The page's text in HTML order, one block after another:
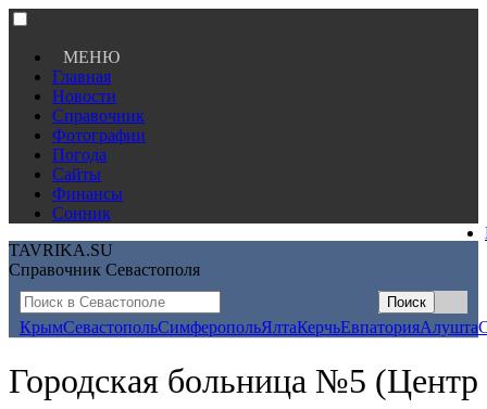
МЕНЮ
Главная
Новости
Справочник
Фотографии
Погода
Сайты
Финансы
Сонник
TAVRIKA.SU
Справочник Севастополя
КрымСевастопольСимферопольЯлтаКерчьЕвпаторияАлушта
Городская больница №5 (Центр